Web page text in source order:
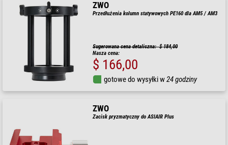
ZWO
Przedłużenia kolumn statywowych PE160 dla AM5 / AM3
Sugerowana cena detaliczna: $ 184,00
Nasza cena:
$ 166,00
gotowe do wysyłki w24 godziny
ZWO
Zacisk pryzmatyczny do ASIAIR Plus